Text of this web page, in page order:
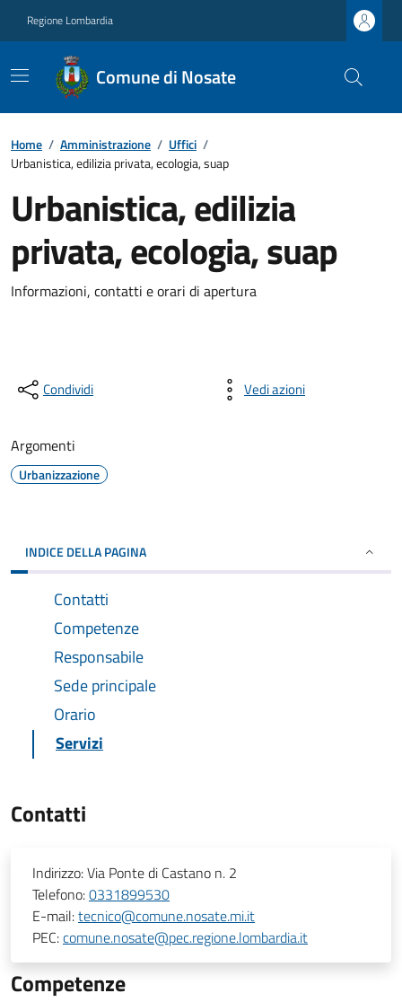
Regione Lombardia
Comune di Nosate
Home / Amministrazione / Uffici /
Urbanistica, edilizia privata, ecologia, suap
Urbanistica, edilizia
privata, ecologia, suap
Informazioni, contatti e orari di apertura
Condividi Vedi azioni
Argomenti
Urbanizzazione
INDICE DELLA PAGINA
Contatti
Competenze
Responsabile
Sede principale
Orario
Servizi
Contatti
Indirizzo:Via Ponte di Castano n. 2
Telefono:0331899530
E-mail:tecnico@comune.nosate.mi.it
PEC:comune.nosate@pec.regione.lombardia.it
Competenze